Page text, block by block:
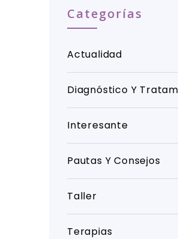
Categorías
Actualidad
Diagnóstico Y
Interesante
Pautas Y Consejos
Taller
Terapias